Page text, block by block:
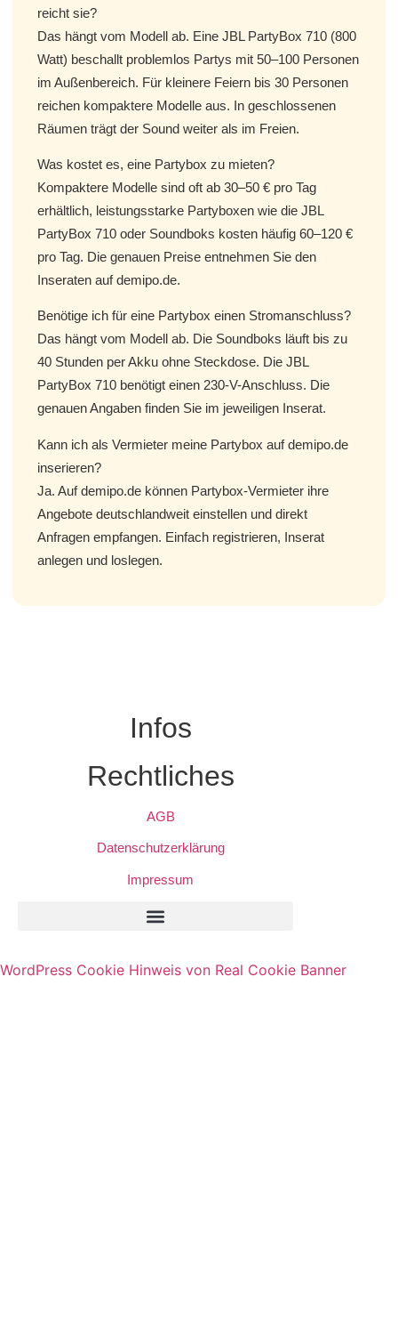
reicht sie?
Das hängt vom Modell ab. Eine JBL PartyBox 710 (800
Watt) beschallt problemlos Partys mit 50–100 Personen
im Außenbereich. Für kleinere Feiern bis 30 Personen
reichen kompaktere Modelle aus. In geschlossenen
Räumen trägt der Sound weiter als im Freien.
Was kostet es, eine Partybox zu mieten?
Kompaktere Modelle sind oft ab 30–50 € pro Tag
erhältlich, leistungsstarke Partyboxen wie die JBL
PartyBox 710 oder Soundboks kosten häufig 60–120 €
pro Tag. Die genauen Preise entnehmen Sie den
Inseraten auf demipo.de.
Benötige ich für eine Partybox einen Stromanschluss?
Das hängt vom Modell ab. Die Soundboks läuft bis zu
40 Stunden per Akku ohne Steckdose. Die JBL
PartyBox 710 benötigt einen 230-V-Anschluss. Die
genauen Angaben finden Sie im jeweiligen Inserat.
Kann ich als Vermieter meine Partybox auf demipo.de
inserieren?
Ja. Auf demipo.de können Partybox-Vermieter ihre
Angebote deutschlandweit einstellen und direkt
Anfragen empfangen. Einfach registrieren, Inserat
anlegen und loslegen.
Infos
Rechtliches
AGB
Datenschutzerklärung
Impressum
WordPress Cookie Hinweis von Real Cookie Banner